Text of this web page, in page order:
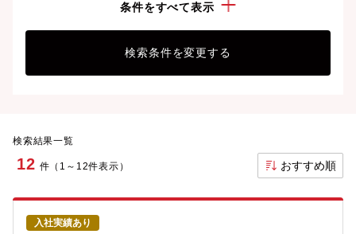
条件をすべて表示
検索条件を変更する
検索結果一覧
12 件（1～12件表示） おすすめ順
入社実績あり